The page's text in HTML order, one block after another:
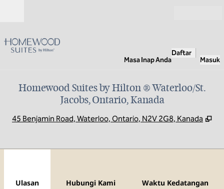
Masa Inap Anda
Daftar
Masuk
Homewood Suites by Hilton ® Waterloo/St.
Jacobs, Ontario, Kanada
45 Benjamin Road, Waterloo, Ontario, N2V 2G8, Kanada ,
Ulasan Hubungi Kami Waktu Kedatangan